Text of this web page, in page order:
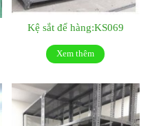
Kệ sắt để hàng:KS069
Xem thêm